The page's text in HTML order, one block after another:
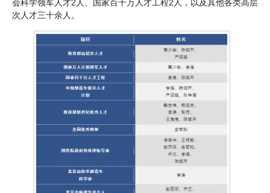
会科学领军人才2人、国家百千万人才工程2人，以及其他各类高层
次人才三十余人。